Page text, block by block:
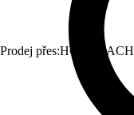
Prodej přes:HORNBACH